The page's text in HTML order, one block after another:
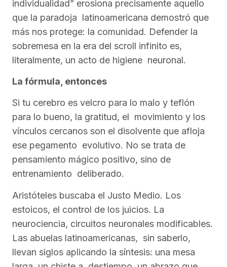
individualidad” erosiona precisamente aquello
que la paradoja latinoamericana demostró que
más nos protege: la comunidad. Defender la
sobremesa en la era del scroll infinito es,
literalmente, un acto de higiene neuronal.
La fórmula, entonces
Si tu cerebro es velcro para lo malo y teflón
para lo bueno, la gratitud, el movimiento y los
vínculos cercanos son el disolvente que afloja
ese pegamento evolutivo. No se trata de
pensamiento mágico positivo, sino de
entrenamiento deliberado.
Aristóteles buscaba el Justo Medio. Los
estoicos, el control de los juicios. La
neurociencia, circuitos neuronales modificables.
Las abuelas latinoamericanas, sin saberlo,
llevan siglos aplicando la síntesis: una mesa